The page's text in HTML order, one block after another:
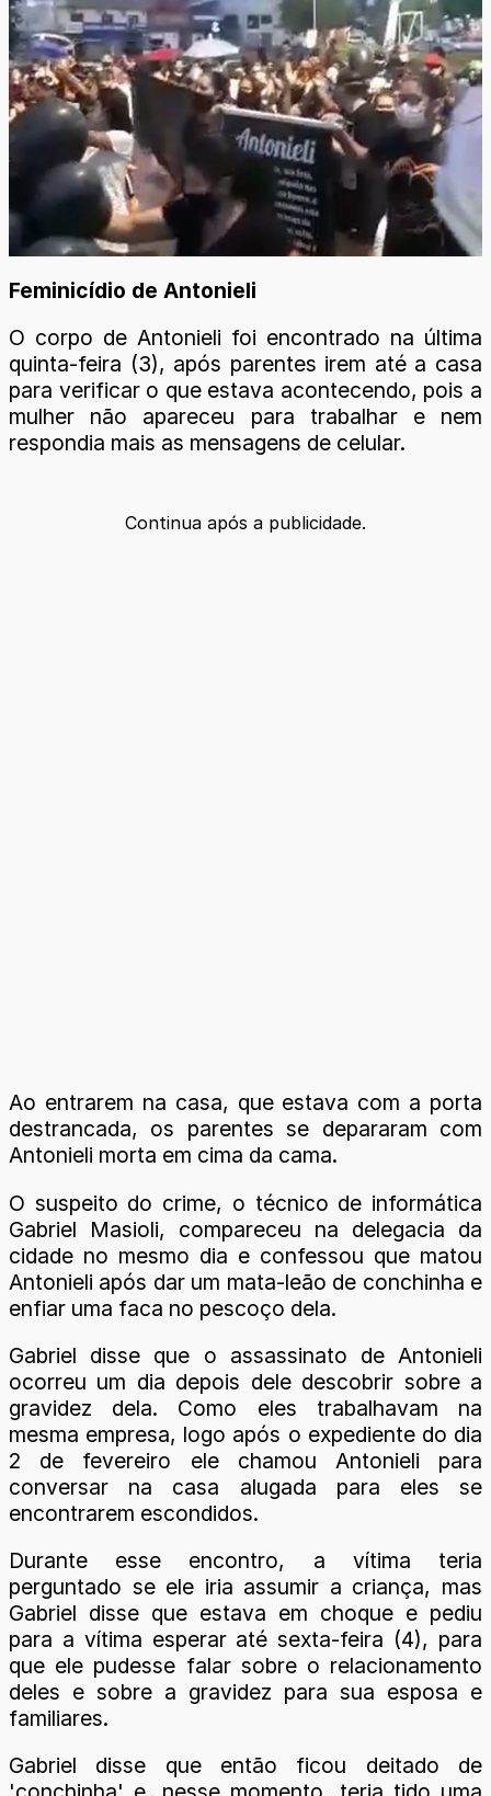
Feminicídio de Antonieli
O corpo de Antonieli foi encontrado na última
quinta-feira (3), após parentes irem até a casa
para verificar o que estava acontecendo, pois a
mulher não apareceu para trabalhar e nem
respondia mais as mensagens de celular.
Continua após a publicidade.
Ao entrarem na casa, que estava com a porta
destrancada, os parentes se depararam com
Antonieli morta em cima da cama.
O suspeito do crime, o técnico de informática
Gabriel Masioli, compareceu na delegacia da
cidade no mesmo dia e confessou que matou
Antonieli após dar um mata-leão de conchinha e
enfiar uma faca no pescoço dela.
Gabriel disse que o assassinato de Antonieli
ocorreu um dia depois dele descobrir sobre a
gravidez dela. Como eles trabalhavam na
mesma empresa, logo após o expediente do dia
2 de fevereiro ele chamou Antonieli para
conversar na casa alugada para eles se
encontrarem escondidos.
Durante esse encontro, a vítima teria
perguntado se ele iria assumir a criança, mas
Gabriel disse que estava em choque e pediu
para a vítima esperar até sexta-feira (4), para
que ele pudesse falar sobre o relacionamento
deles e sobre a gravidez para sua esposa e
familiares.
Gabriel disse que então ficou deitado de